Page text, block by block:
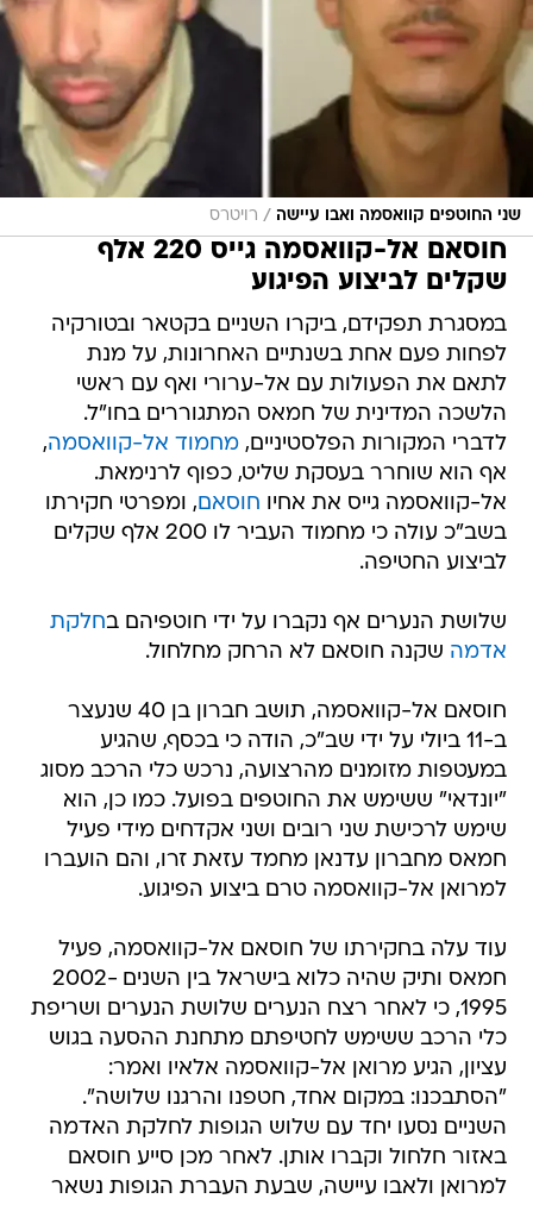
שני החוטפים קוואסמה ואבו עיישה / רויטרס
חוסאם אל-קוואסמה גייס 220 אלף
שקלים לביצוע הפיגוע
במסגרת תפקידם, ביקרו השניים בקטאר ובטורקיה
לפחות פעם אחת בשנתיים האחרונות, על מנת
לתאם את הפעולות עם אל-ערורי ואף עם ראשי
הלשכה המדינית של חמאס המתגוררים בחו"ל.
לדברי המקורות הפלסטיניים,מחמוד אל-קוואסמה,
אף הוא שוחרר בעסקת שליט, כפוף לרנימאת.
אל-קוואסמה גייס את אחיו חוסאם, ומפרטי חקירתו
בשב"כ עולה כי מחמוד העביר לו 200 אלף שקלים
לביצוע החטיפה.
שלושת הנערים אף נקברו על ידי חוטפיהם בחלקת
אדמה שקנה חוסאם לא הרחק מחלחול.
חוסאם אל-קוואסמה, תושב חברון בן 40 שנעצר
ב-11 ביולי על ידי שב"כ, הודה כי בכסף, שהגיע
במעטפות מזומנים מהרצועה, נרכש כלי הרכב מסוג
"יונדאי" ששימש את החוטפים בפועל. כמו כן, הוא
שימש לרכישת שני רובים ושני אקדחים מידי פעיל
חמאס מחברון עדנאן מחמד עזאת זרו, והם הועברו
למרואן אל-קוואסמה טרם ביצוע הפיגוע.
עוד עלה בחקירתו של חוסאם אל-קוואסמה, פעיל
חמאס ותיק שהיה כלוא בישראל בין השנים 2002-
1995, כי לאחר רצח הנערים שלושת הנערים ושריפת
כלי הרכב ששימש לחטיפתם מתחנת ההסעה בגוש
עציון, הגיע מרואן אל-קוואסמה אלאיו ואמר:
"הסתבכנו: במקום אחד, חטפנו והרגנו שלושה".
השניים נסעו יחד עם שלוש הגופות לחלקת האדמה
באזור חלחול וקברו אותן. לאחר מכן סייע חוסאם
למרואן ולאבו עיישה, שבעת העברת הגופות נשאר